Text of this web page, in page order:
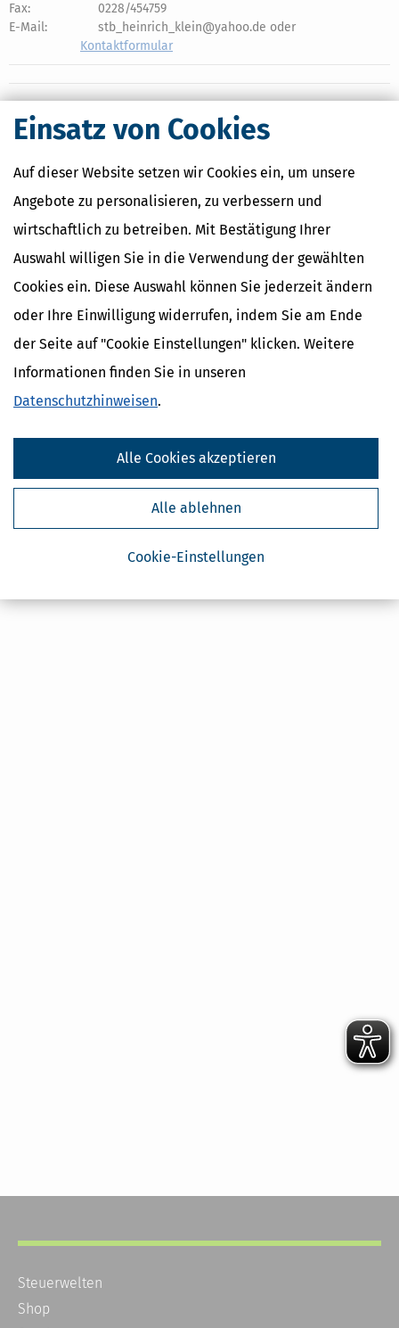
Einsatz von Cookies
Auf dieser Website setzen wir Cookies ein, um unsere
Angebote zu personalisieren, zu verbessern und
wirtschaftlich zu betreiben. Mit Bestätigung Ihrer
Auswahl willigen Sie in die Verwendung der gewählten
Cookies ein. Diese Auswahl können Sie jederzeit ändern
oder Ihre Einwilligung widerrufen, indem Sie am Ende
der Seite auf "Cookie Einstellungen" klicken. Weitere
Informationen finden Sie in unseren
Datenschutzhinweisen.
Cookie-Einstellungen
Alle ablehnen
Alle Cookies akzeptieren
Fax:
0228/454759
E-Mail:
stb_heinrich_klein@yahoo.de oder
Kontaktformular
Steuerwelten
Shop